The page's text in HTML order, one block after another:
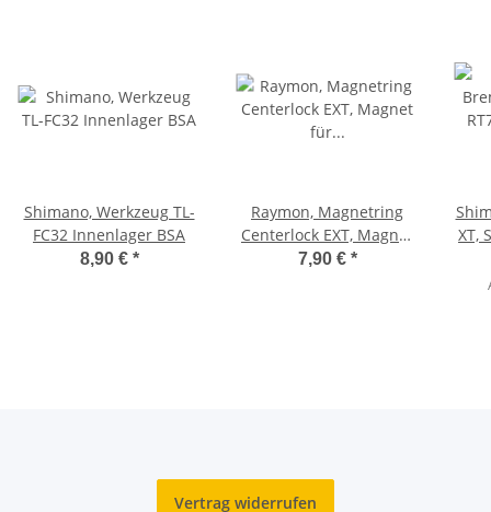
Shimano, Werkzeug TL-
FC32 Innenlager BSA
8,90 € *
Raymon, Magnetring
Centerlock EXT, Magnet
für Speedsensor
7,90 € *
XT,
Vertrag widerrufen